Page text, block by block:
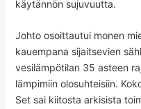
käytännön sujuvuutta.
Johto osoittautui monen
kauempana sijaitsevien
vesilämpötilan 35 asteen
lämpimiin olosuhteisiin.
Set sai kiitosta arkisista